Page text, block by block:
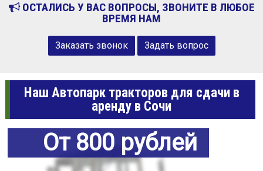
ОСТАЛИСЬ У ВАС ВОПРОСЫ, ЗВОНИТЕ В ЛЮБОЕ
ВРЕМЯ НАМ
Заказать звонок Задать вопрос
Наш Автопарк тракторов для сдачи в
аренду в Сочи
От 800 рублей